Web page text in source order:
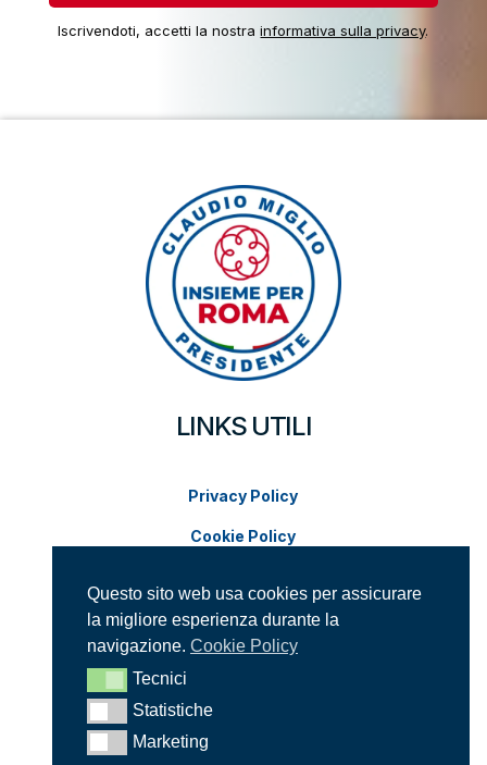
Iscrivendoti, accetti la nostrainformativa sulla privacy.
LINKS UTILI
Privacy Policy
Cookie Policy
SUPPORTACI SUI SOCIAL
Questo sito web usa cookies per assicurare
la migliore esperienza durante la
navigazione. Cookie Policy
TecniciTecnici
StatisticheStatistiche
MarketingMarketing